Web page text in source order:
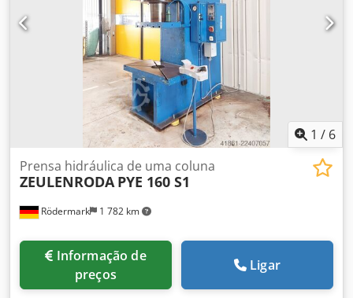
1 / 6
Rödermark 1 782 km
Prensa hidráulica de uma coluna
ZEULENRODA PYE 160 S1
preços
Ligar